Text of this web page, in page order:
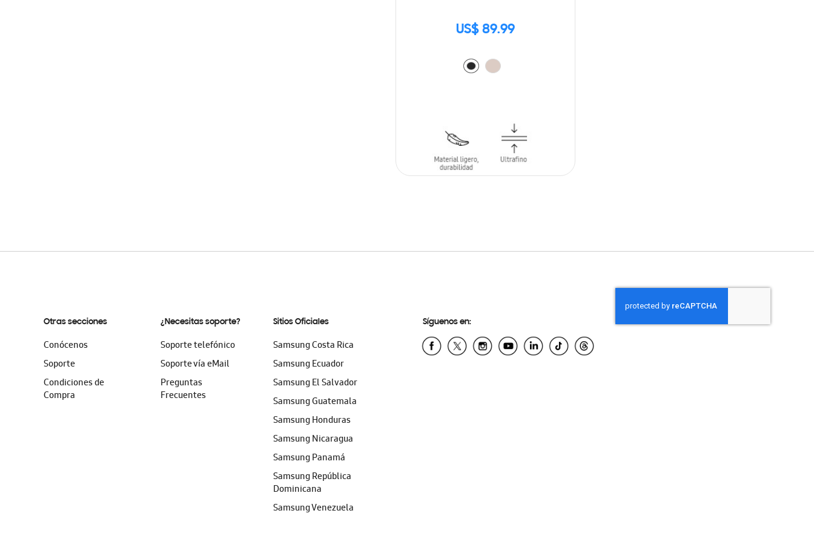
US$ 89.99
Otras secciones
Conócenos
Soporte
Condiciones de
Compra
¿Necesitas soporte?
Soporte telefónico
Soporte vía eMail
Preguntas
Frecuentes
Sitios Oficiales
Samsung Costa Rica
Samsung Ecuador
Samsung El Salvador
Samsung Guatemala
Samsung Honduras
Samsung Nicaragua
Samsung Panamá
Samsung República
Dominicana
Samsung Venezuela
Síguenos en: